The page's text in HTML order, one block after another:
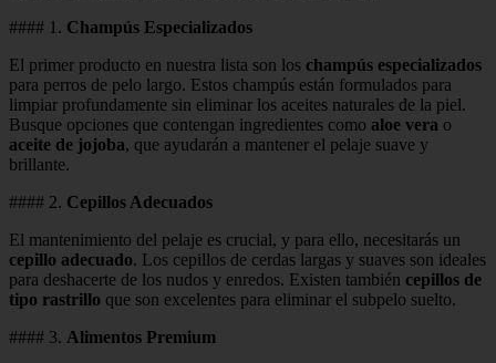
#### 1. Champús Especializados
El primer producto en nuestra lista son los champús especializados
para perros de pelo largo. Estos champús están formulados para
limpiar profundamente sin eliminar los aceites naturales de la piel.
Busque opciones que contengan ingredientes como aloe vera o
aceite de jojoba, que ayudarán a mantener el pelaje suave y
brillante.
#### 2. Cepillos Adecuados
El mantenimiento del pelaje es crucial, y para ello, necesitarás un
cepillo adecuado. Los cepillos de cerdas largas y suaves son ideales
para deshacerte de los nudos y enredos. Existen también cepillos de
tipo rastrillo que son excelentes para eliminar el subpelo suelto.
#### 3. Alimentos Premium